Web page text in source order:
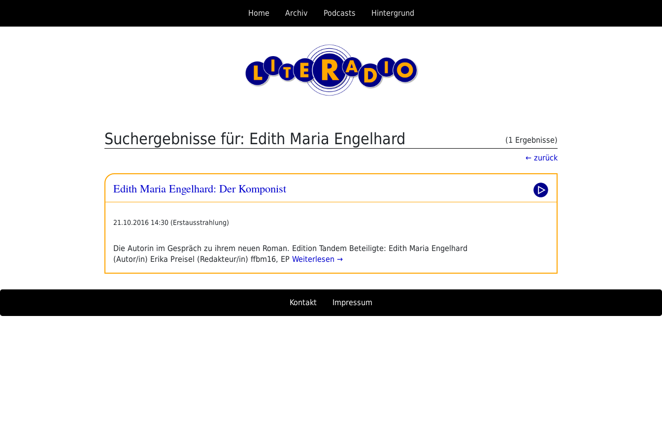
springen
Home Archiv Podcasts Hintergrund
Suchergebnisse für: Edith Maria Engelhard
(1 Ergebnisse)
← zurück
Edith Maria Engelhard: Der Komponist
21.10.2016 14:30 (Erstausstrahlung)
Die Autorin im Gespräch zu ihrem neuen Roman. Edition Tandem Beteiligte: Edith Maria Engelhard
(Autor/in) Erika Preisel (Redakteur/in) ffbm16, EP Weiterlesen →
Kontakt Impressum